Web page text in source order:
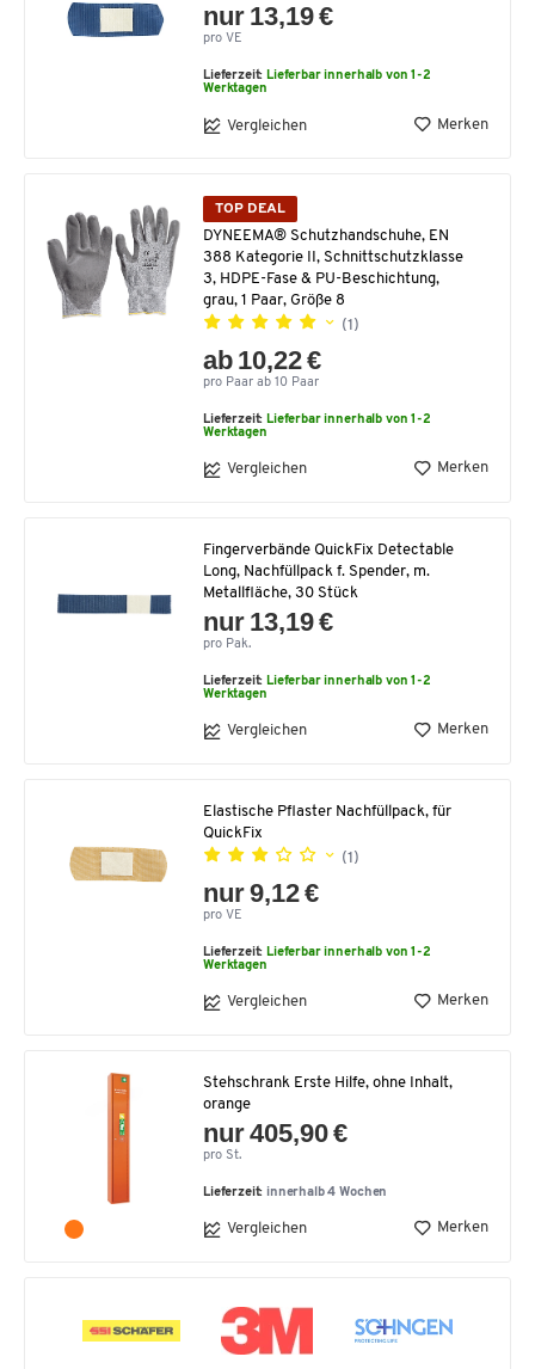
nur 13,19 €
pro VE
Lieferzeit:Lieferbar innerhalb von 1-2
Werktagen
Vergleichen Merken
TOP DEAL
DYNEEMA® Schutzhandschuhe, EN
388 Kategorie II, Schnittschutzklasse
3, HDPE-Fase & PU-Beschichtung,
grau, 1 Paar, Größe 8
(1)
ab 10,22 €
pro Paar ab 10 Paar
Lieferzeit: Lieferbar innerhalb von 1-2
Werktagen
Vergleichen Merken
Fingerverbände QuickFix Detectable
Long, Nachfüllpack f. Spender, m.
Metallfläche, 30 Stück
nur 13,19 €
pro Pak.
Lieferzeit: Lieferbar innerhalb von 1-2
Werktagen
Vergleichen Merken
Elastische Pflaster Nachfüllpack, für
QuickFix
(1)
nur 9,12 €
pro VE
Lieferzeit: Lieferbar innerhalb von 1-2
Werktagen
Vergleichen Merken
Stehschrank Erste Hilfe, ohne Inhalt,
orange
nur 405,90 €
pro St.
Lieferzeit: innerhalb 4 Wochen
Vergleichen Merken